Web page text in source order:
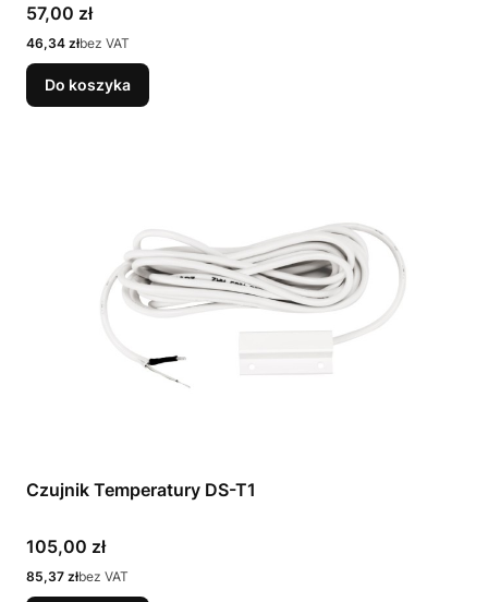
Cena
57,00 zł
Cena
46,34 złbez VAT
Do koszyka
Czujnik Temperatury DS-T1
Cena
105,00 zł
Cena
85,37 złbez VAT